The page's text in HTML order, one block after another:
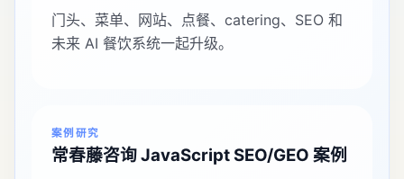
门头、菜单、网站、点餐、catering、SEO 和
未来 AI 餐饮系统一起升级。
案例研究
常春藤咨询 JavaScript SEO/GEO 案例